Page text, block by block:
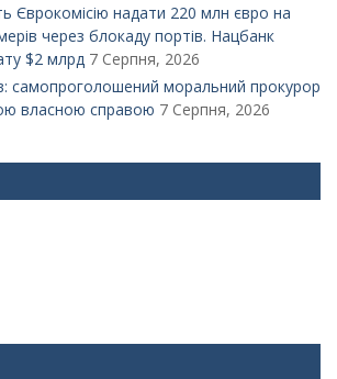
Єврокомісію надати 220 млн євро на
через блокаду портів. Нацбанк
$2 млрд 7 Серпня, 2026
самопроголошений моральний прокурор
власною справою 7 Серпня, 2026